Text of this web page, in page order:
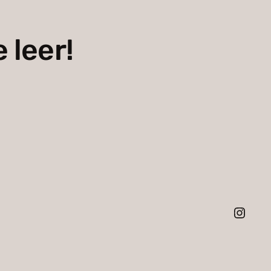
leer!
Instagram